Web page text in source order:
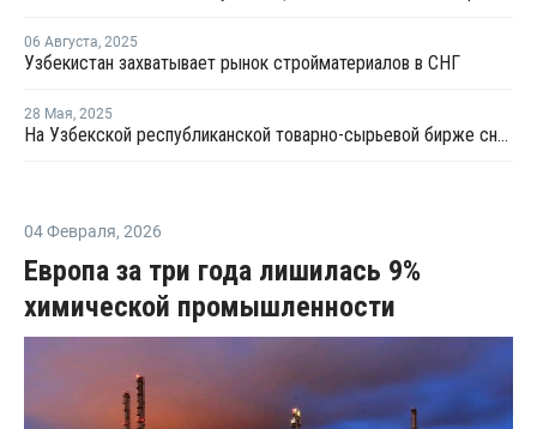
06 Августа, 2025
Узбекистан захватывает рынок стройматериалов в СНГ
28 Мая, 2025
На Узбекской республиканской товарно-сырьевой бирже снизились цены ПВХ
04 Февраля, 2026
Европа за три года лишилась 9%
химической промышленности